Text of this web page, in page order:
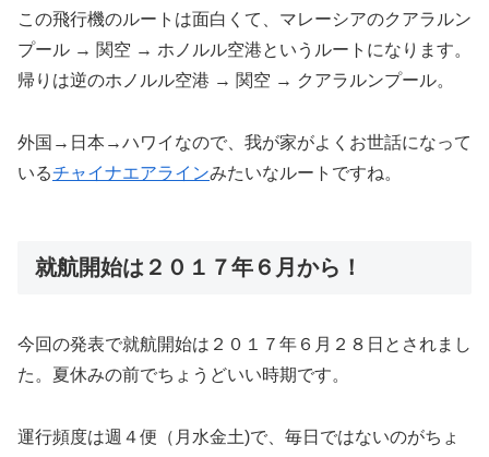
この飛行機のルートは面白くて、マレーシアのクアラルン
プール → 関空 → ホノルル空港というルートになります。
帰りは逆のホノルル空港 → 関空 → クアラルンプール。
外国→日本→ハワイなので、我が家がよくお世話になって
いるチャイナエアラインみたいなルートですね。
就航開始は２０１７年６月から！
今回の発表で就航開始は２０１７年６月２８日とされまし
た。夏休みの前でちょうどいい時期です。
運行頻度は週４便（月水金土)で、毎日ではないのがちょ